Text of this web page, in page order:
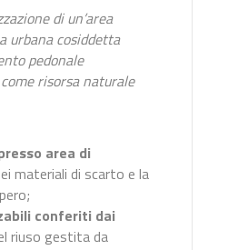
di un’area
urbana cosiddetta
pedonale
risorsa naturale
area di
materiali di scarto e la
conferiti dai
riuso gestita da